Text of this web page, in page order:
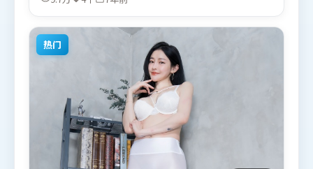
合喜欢动作题材的观众观看。
热门